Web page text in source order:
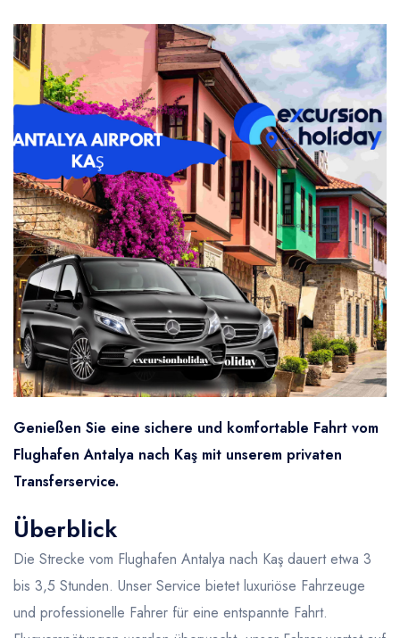
Genießen Sie eine sichere und komfortable Fahrt vom
Flughafen Antalya nach Kaş mit unserem privaten
Transferservice.
Überblick
Die Strecke vom Flughafen Antalya nach Kaş dauert etwa 3
bis 3,5 Stunden. Unser Service bietet luxuriöse Fahrzeuge
und professionelle Fahrer für eine entspannte Fahrt.